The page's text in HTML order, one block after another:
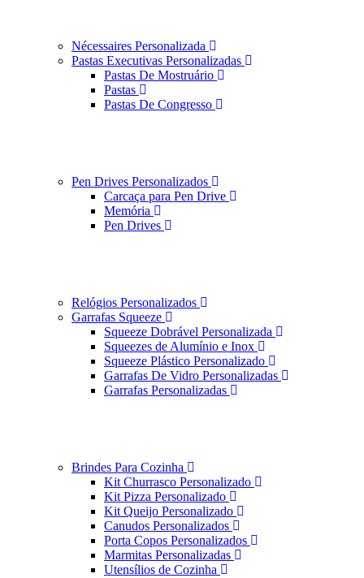
Nécessaires Personalizada
Pastas Executivas Personalizadas
Pastas De Mostruário
Pastas
Pastas De Congresso
Pen Drives Personalizados
Carcaça para Pen Drive
Memória
Pen Drives
Relógios Personalizados
Garrafas Squeeze
Squeeze Dobrável Personalizada
Squeezes de Alumínio e Inox
Squeeze Plástico Personalizado
Garrafas De Vidro Personalizadas
Garrafas Personalizadas
Brindes Para Cozinha
Kit Churrasco Personalizado
Kit Pizza Personalizado
Kit Queijo Personalizado
Canudos Personalizados
Porta Copos Personalizados
Marmitas Personalizadas
Utensílios de Cozinha